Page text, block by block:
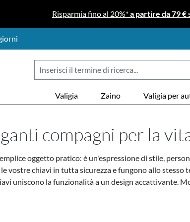
Risparmia fino al 20%*a partire da 79 €
Valigia Zaino Valigia per
compagni per la
oggetto pratico: è un'espressione di stile,
vostre chiavi in tutta sicurezza e fungono allo stesso
uniscono la funzionalità a un design accattivante.